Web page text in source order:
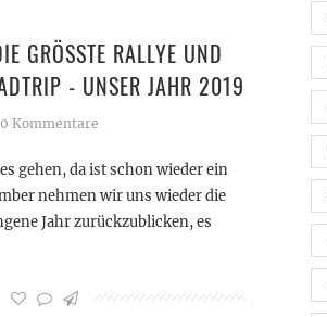
GRÖSSTE RALLYE UND E
- UNSER JAHR 2019
0 Kommentare
gehen, da ist schon wieder ein
nehmen wir uns wieder die
Jahr zurückzublicken, es